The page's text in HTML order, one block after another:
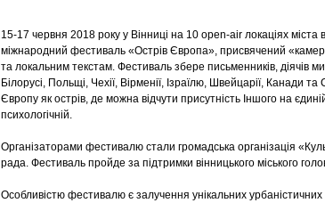
15-17 червня 2018 року у Вінниці на 10 open-air локаціях міста
міжнародний фестиваль «Острів Європа», присвячений
та локальним текстам. Фестиваль збере письменників, діячів
Білорусі, Польщі, Чехії, Вірменії, Ізраїлю, Швейцарії, Канади
Європу як острів, де можна відчути присутність Іншого на
психологічній.
Організаторами фестивалю стали громадська організація
рада. Фестиваль пройде за підтримки вінницького міського
Особливістю фестивалю є залучення унікальних урбаністичних